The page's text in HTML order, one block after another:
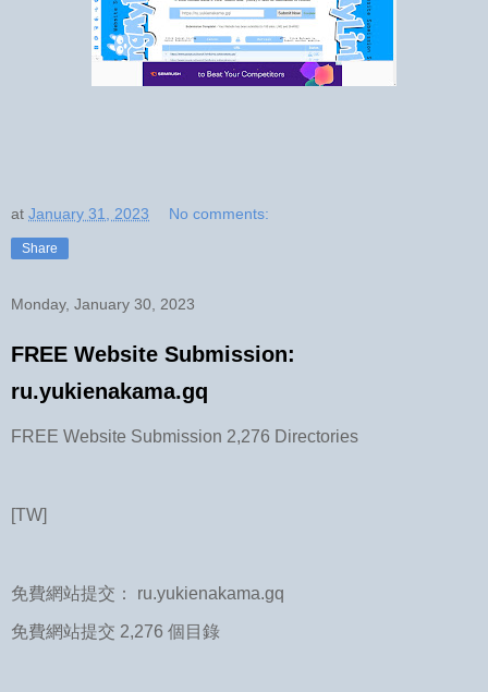
at January 31, 2023 No comments:
Share
Monday, January 30, 2023
FREE Website Submission:
ru.yukienakama.gq
FREE Website Submission 2,276 Directories
[TW]
免費網站提交： ru.yukienakama.gq
免費網站提交 2,276 個目錄